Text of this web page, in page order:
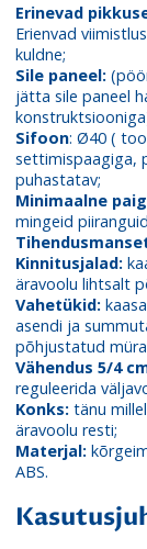
Erinevad
Erienvad
kuldne;
Sile paneel:
jätta sile paneel
Sifoon: Ø40 (
settimispaagiga,
puhastatav;
Minimaalne
mingeid
Kinnitusjalad:
äravoolu lihtsalt
Vahetükid:
asendi ja
põhjustatud
Vähendus 5/4
reguleerida
Konks:tänu
äravoolu resti;
Materjal:
ABS.